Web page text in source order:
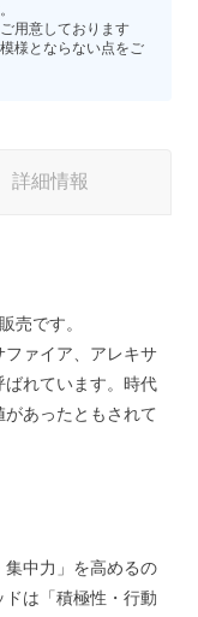
用意しております
様とならない点をご
詳細情報
売です。
ファイア、アレキサ
ばれています。時代
あったともされて
中力」を高めるの
は「積極性・行動